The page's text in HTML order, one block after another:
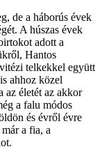
de a háborús évek
A húszas évek
adott a
Hantos
telkekkel együtt
ahhoz közel
az életét az akkor
a falu módos
és évről évre
a fia, a